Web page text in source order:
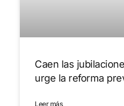
Caen las
urge la reforma
Leer más